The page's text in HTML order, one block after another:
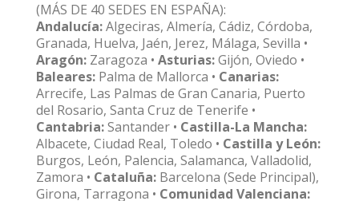
(MÁS DE 40 SEDES EN ESPAÑA):
Andalucía:Algeciras, Almería, Cádiz, Córdoba,
Granada, Huelva, Jaén, Jerez, Málaga, Sevilla •
Aragón: Zaragoza • Asturias:Gijón, Oviedo •
Baleares: Palma de Mallorca • Canarias:
Arrecife, Las Palmas de Gran Canaria, Puerto
del Rosario, Santa Cruz de Tenerife •
Cantabria:Santander • Castilla-La Mancha:
Albacete, Ciudad Real, Toledo • Castilla y León:
Burgos, León, Palencia, Salamanca, Valladolid,
Zamora • Cataluña: Barcelona (Sede Principal),
Girona, Tarragona • Comunidad Valenciana: